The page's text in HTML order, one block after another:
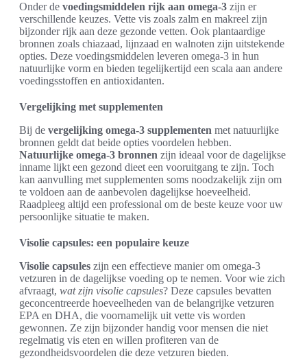
Onder de voedingsmiddelen rijk aan omega-3 zijn er
verschillende keuzes. Vette vis zoals zalm en makreel zijn
bijzonder rijk aan deze gezonde vetten. Ook plantaardige
bronnen zoals chiazaad, lijnzaad en walnoten zijn uitstekende
opties. Deze voedingsmiddelen leveren omega-3 in hun
natuurlijke vorm en bieden tegelijkertijd een scala aan andere
voedingsstoffen en antioxidanten.
Vergelijking met supplementen
Bij de vergelijking omega-3 supplementen met natuurlijke
bronnen geldt dat beide opties voordelen hebben.
Natuurlijke omega-3 bronnen zijn ideaal voor de dagelijkse
inname lijkt een gezond dieet een vooruitgang te zijn. Toch
kan aanvulling met supplementen soms noodzakelijk zijn om
te voldoen aan de aanbevolen dagelijkse hoeveelheid.
Raadpleeg altijd een professional om de beste keuze voor uw
persoonlijke situatie te maken.
Visolie capsules: een populaire keuze
Visolie capsules zijn een effectieve manier om omega-3
vetzuren in de dagelijkse voeding op te nemen. Voor wie zich
afvraagt, wat zijn visolie capsules? Deze capsules bevatten
geconcentreerde hoeveelheden van de belangrijke vetzuren
EPA en DHA, die voornamelijk uit vette vis worden
gewonnen. Ze zijn bijzonder handig voor mensen die niet
regelmatig vis eten en willen profiteren van de
gezondheidsvoordelen die deze vetzuren bieden.